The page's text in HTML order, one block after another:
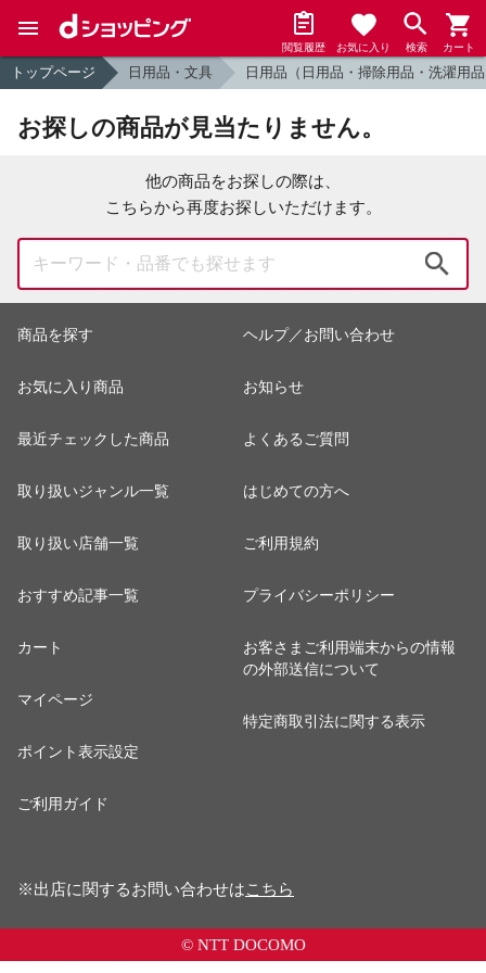
閲覧履歴 お気に入り 検索 カート
トップページ 日用品・文具 日用品（日用品・掃除用品・洗濯用
お探しの商品が見当たりません。
他の商品をお探しの際は、
こちらから再度お探しいただけます。
商品を探す
お気に入り商品
最近チェックした商品
取り扱いジャンル一覧
取り扱い店舗一覧
おすすめ記事一覧
カート
マイページ
ポイント表示設定
ご利用ガイド
ヘルプ／お問い合わせ
お知らせ
よくあるご質問
はじめての方へ
ご利用規約
プライバシーポリシー
お客さまご利用端末からの情報
の外部送信について
特定商取引法に関する表示
※出店に関するお問い合わせはこちら
© NTT DOCOMO